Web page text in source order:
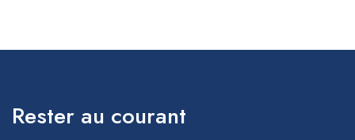
Rester au courant